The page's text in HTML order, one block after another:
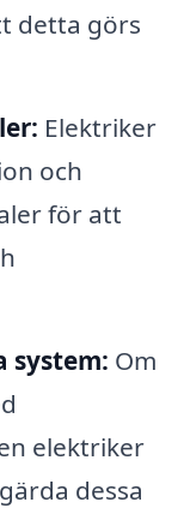
detta görs
Elektriker
och
för att
system: Om
elektriker
dessa